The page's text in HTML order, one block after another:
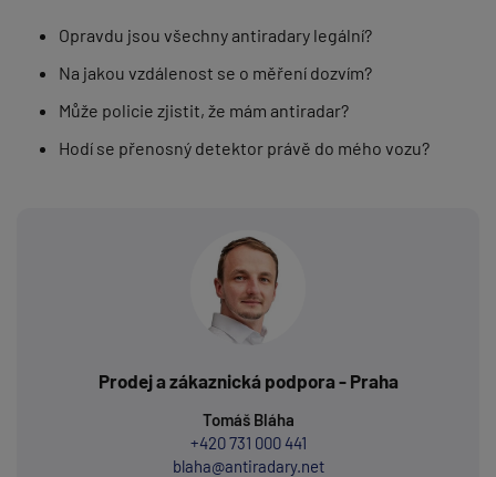
Opravdu jsou všechny antiradary legální?
Na jakou vzdálenost se o měření dozvím?
Může policie zjistit, že mám antiradar?
Hodí se přenosný detektor právě do mého vozu?
Prodej a zákaznická podpora - Praha
Tomáš Bláha
+420 731 000 441
blaha@antiradary.net